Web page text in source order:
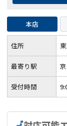
本店
住所
最寄り駅
受付時間